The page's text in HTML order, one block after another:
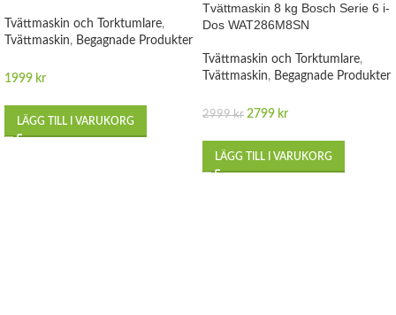
Tvättmaskin och Torktumlare,
Tvättmaskin, Begagnade Produkter
1999 kr
LÄGG TILL I VARUKORG
Tvättmaskin 8 kg Bosch Serie 6 i-
Dos WAT286M8SN
Tvättmaskin och Torktumlare,
Tvättmaskin, Begagnade Produkter
2999kr 2799 kr
LÄGG TILL I VARUKORG